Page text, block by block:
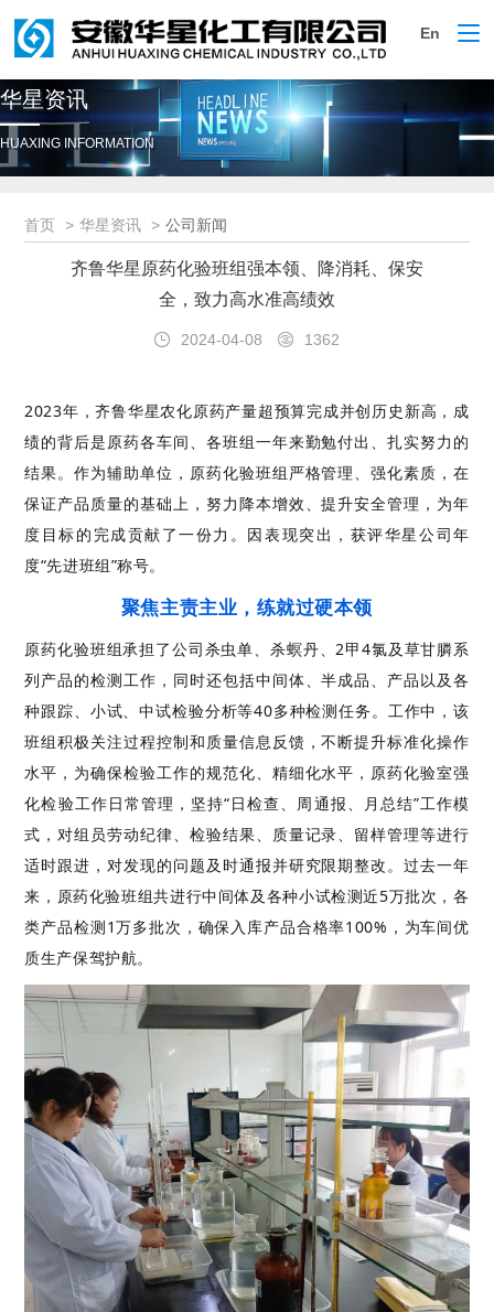
切
航
En
华星资讯
HUAXING INFORMATION
首页 华星资讯 公司新闻
齐鲁华星原药化验班组强本领、降消耗、保安
全，致力高水准高绩效
2024-04-08 1362
2023年，齐鲁华星农化原药产量超预算完成并创历史新高，成
绩的背后是原药各车间、各班组一年来勤勉付出、扎实努力的
结果。作为辅助单位，原药化验班组严格管理、强化素质，在
保证产品质量的基础上，努力降本增效、提升安全管理，为年
度目标的完成贡献了一份力。因表现突出，获评华星公司年
度“先进班组”称号。
聚焦主责主业，练就过硬本领
原药化验班组承担了公司杀虫单、杀螟丹、2甲4氯及草甘膦系
列产品的检测工作，同时还包括中间体、半成品、产品以及各
种跟踪、小试、中试检验分析等40多种检测任务。工作中，该
班组积极关注过程控制和质量信息反馈，不断提升标准化操作
水平，为确保检验工作的规范化、精细化水平，原药化验室强
化检验工作日常管理，坚持“日检查、周通报、月总结”工作模
式，对组员劳动纪律、检验结果、质量记录、留样管理等进行
适时跟进，对发现的问题及时通报并研究限期整改。过去一年
来，原药化验班组共进行中间体及各种小试检测近5万批次，各
类产品检测1万多批次，确保入库产品合格率100%，为车间优
质生产保驾护航。